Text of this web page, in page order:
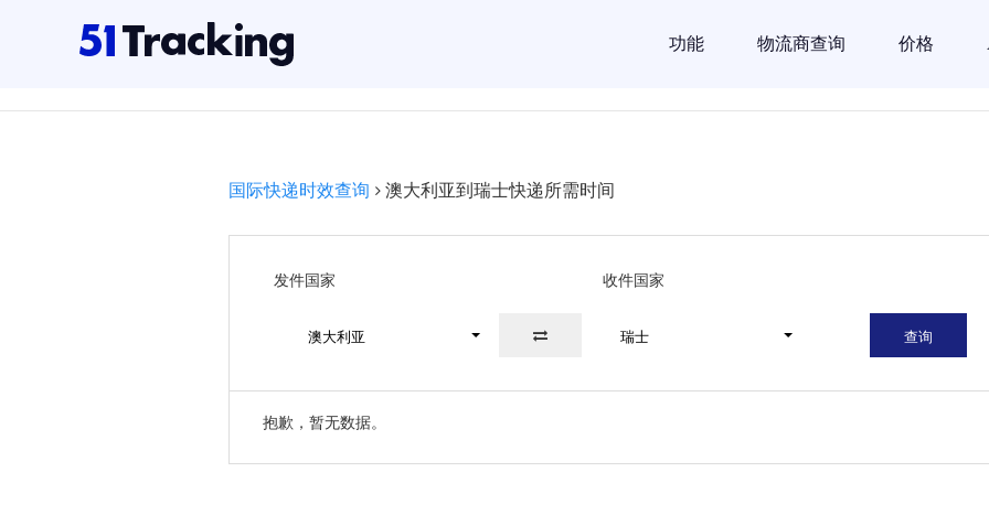
功能 物流商查询 价格
国际快递时效查询 澳大利亚到瑞士快递所需时间
发件国家 收件国家
澳大利亚 瑞士 查询
抱歉，暂无数据。